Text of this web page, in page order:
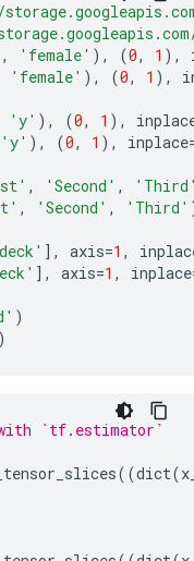
, 'female' ), (0, 1 ),
'female' ), (0, 1 ),
'y' ), (0, 1 ),
'y' ), (0, 1 ), inplace
, 'Second' ,
, 'Second' , 'Third'
], axis=1 ,
], axis=1 , inplace
)
)
with `tf.estimator`
((dict(